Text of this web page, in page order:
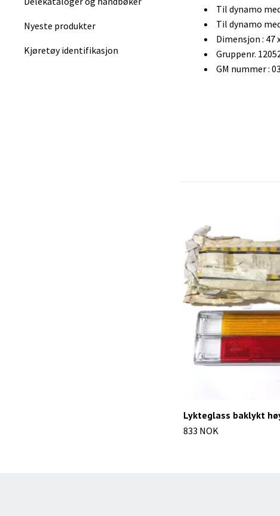
Nyeste produkter
Kjøretøy identifikasjon
Til dynamo
Til dynamo
Dimensjon : 47
Gruppenr.
GM nummer :
Lykteglass baklykt
833 NOK